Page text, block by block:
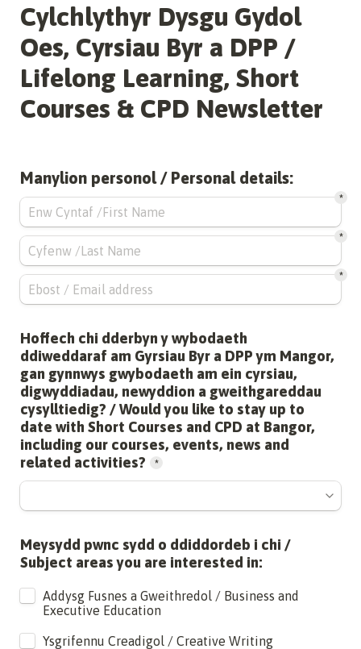
Cylchlythyr Dysgu Gydol
Oes, Cyrsiau Byr a DPP /
Lifelong Learning, Short
Courses & CPD Newsletter
Manylion personol / Personal details:
*
*
*
Hoffech chi dderbyn y wybodaeth
ddiweddaraf am Gyrsiau Byr a DPP ym Mangor,
gan gynnwys gwybodaeth am ein cyrsiau,
digwyddiadau, newyddion a gweithgareddau
cysylltiedig? / Would you like to stay up to
date with Short Courses and CPD at Bangor,
including our courses, events, news and
related activities?
*
Meysydd pwnc sydd o ddiddordeb i chi /
Subject areas you are interested in:
Addysg Fusnes a Gweithredol / Business and
Executive Education
Ysgrifennu Creadigol / Creative Writing